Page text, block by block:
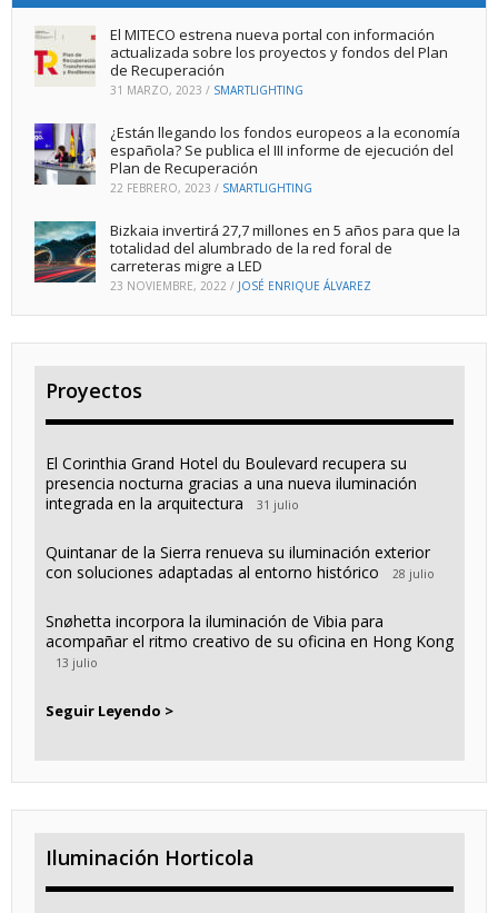
El MITECO estrena nueva portal con información
actualizada sobre los proyectos y fondos del Plan
de Recuperación
31 MARZO, 2023 / SMARTLIGHTING
¿Están llegando los fondos europeos a la economía
española? Se publica el III informe de ejecución del
Plan de Recuperación
22 FEBRERO, 2023 / SMARTLIGHTING
Bizkaia invertirá 27,7 millones en 5 años para que la
totalidad del alumbrado de la red foral de
carreteras migre a LED
23 NOVIEMBRE, 2022 / JOSÉ ENRIQUE ÁLVAREZ
Proyectos
El Corinthia Grand Hotel du Boulevard recupera su
presencia nocturna gracias a una nueva iluminación
integrada en la arquitectura
31 julio
Quintanar de la Sierra renueva su iluminación exterior
con soluciones adaptadas al entorno histórico
28 julio
Snøhetta incorpora la iluminación de Vibia para
acompañar el ritmo creativo de su oficina en Hong Kong
13 julio
Seguir Leyendo >
Iluminación Horticola